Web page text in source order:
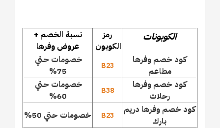
الكوبونات
رمز
الكوبون
نسبة الخصم +
عروض وفرها
كود خصم وفرها
مطاعم
B23
خصومات حتي
75%
كود خصم وفرها
رحلات
B38
خصومات حتي
60%
كود خصم وفرها دريم
بارك
B23
خصومات حتي 50%